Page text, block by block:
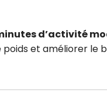
d’activité
et améliorer le